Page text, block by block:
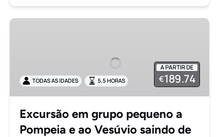
Excursão
Pompeia
e
Vesúvio
saindo
A PARTIR DE
€189.74
TODAS AS IDADES 5,5 HORAS
Excursão em grupo pequeno a
Pompeia e ao Vesúvio saindo de